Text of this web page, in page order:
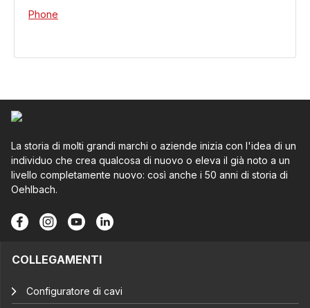
Phone
La storia di molti grandi marchi o aziende inizia con l'idea di un
individuo che crea qualcosa di nuovo o eleva il già noto a un
livello completamente nuovo: così anche i 50 anni di storia di
Oehlbach.
COLLEGAMENTI
Configuratore di cavi